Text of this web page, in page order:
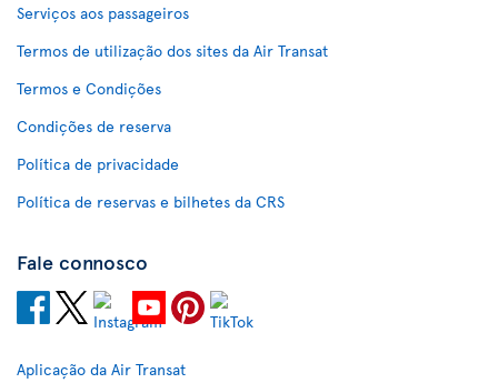
Serviços aos passageiros
Termos de utilização dos sites da Air Transat
Termos e Condições
Condições de reserva
Política de privacidade
Política de reservas e bilhetes da CRS
Fale connosco
Aplicação da Air Transat